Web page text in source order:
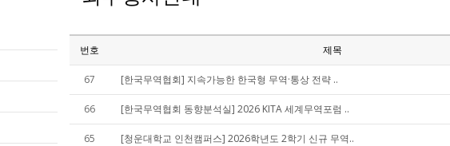
번호 제목
67 [한국무역협회] 지속가능한 한국형 무역·통상 전략 ..
66 [한국무역협회 동향분석실] 2026 KITA 세계무역포럼 ..
65 [청운대학교 인천캠퍼스] 2026학년도 2학기 신규 무역..